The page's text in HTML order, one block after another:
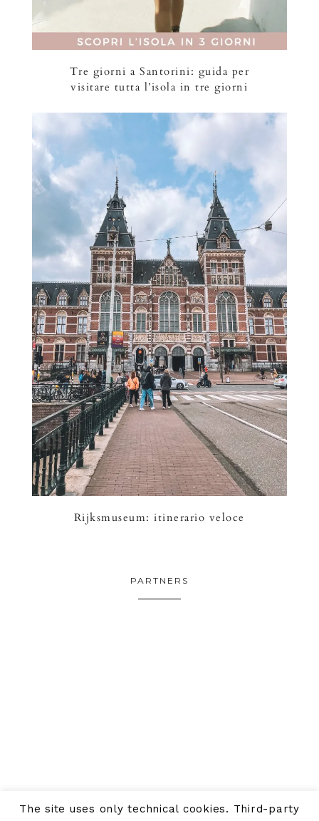
Tre giorni a Santorini: guida per
visitare tutta l’isola in tre giorni
Rijksmuseum: itinerario veloce
PARTNERS
The site uses only technical cookies. Third-party